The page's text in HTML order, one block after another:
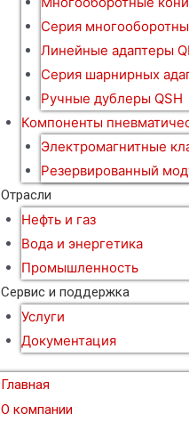
Серия
Линейные адаптеры
Серия шарнирных
Ручные дублеры QSH
Компоненты
Электромагнитные
Резервированный
Отрасли
Нефть и газ
Вода и энергетика
Промышленность
Сервис и поддержка
Услуги
Документация
Главная
О компании